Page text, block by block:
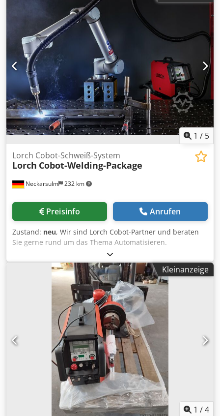
1 / 5
Neckarsulm 232 km
Lorch Cobot-Schweiß-System
Lorch Cobot-Welding-Package
Preisinfo Anrufen
Zustand: neu, Wir sind Lorch Cobot-Partner und beraten
Sie gerne rund um das Thema Automatisieren.
Cjdpsguqnzjfx Agujha Stellen Sie uns Aufgaben, bringen
Sie Ihre Bauteile zu einem gemeinsamen Termin mit und
wir Planen eine Automatisierung für Sie. Das All-Inclusive-
Paket für die Automa­tisierung kleiner und mittlerer Serien.
Mit dem Lorch Cobot Welding Package erhalten Sie nicht
nur einen Cobot – sondern alles, was Sie brauchen, um Ihr
Team stärker zu machen: Geadelt durch unsere innovative
Schweiß­technologie, gepaart mit unserer intuitiven
Bediensoftware und dank unserer Service-Angebote ist
das Lorch Cobot Welding Package das Rundum-Sorglos-
Paket für die Schweiß­automatisierung im Mittelstand.
Kleinanzeige
1 /4